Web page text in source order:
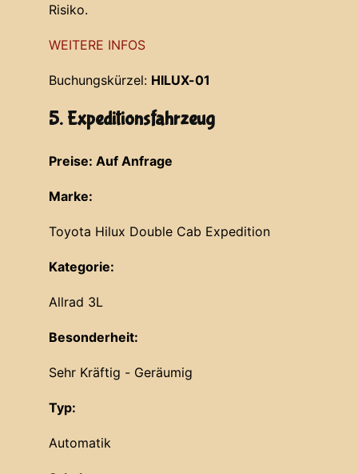
Risiko.
WEITERE INFOS
Buchungskürzel: HILUX-01
5. Expeditionsfahrzeug
Preise: Auf Anfrage
Marke:
Toyota Hilux Double Cab Expedition
Kategorie:
Allrad 3L
Besonderheit:
Sehr Kräftig - Geräumig
Typ:
Automatik